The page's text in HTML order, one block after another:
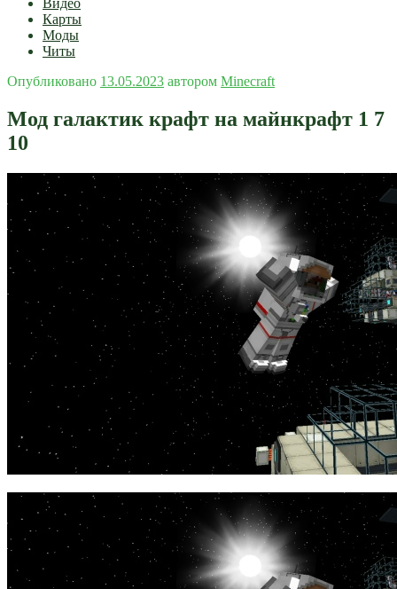
Видео
Карты
Моды
Читы
Опубликовано 13.05.2023 автором Minecraft
Мод галактик крафт на майнкрафт 1 7
10